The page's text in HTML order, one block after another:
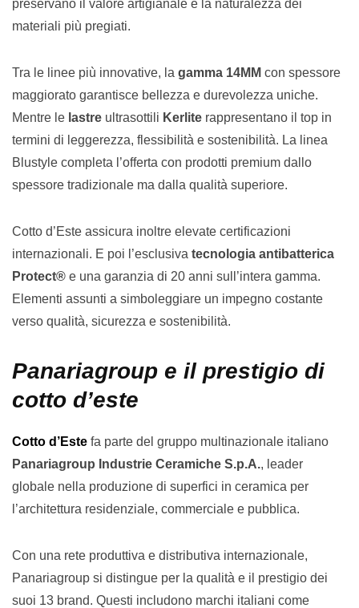
preservano il valore artigianale e la naturalezza dei
materiali più pregiati.
Tra le linee più innovative, la gamma 14MM con spessore
maggiorato garantisce bellezza e durevolezza uniche.
Mentre le lastre ultrasottili Kerlite rappresentano il top in
termini di leggerezza, flessibilità e sostenibilità. La linea
Blustyle completa l’offerta con prodotti premium dallo
spessore tradizionale ma dalla qualità superiore.
Cotto d’Este assicura inoltre elevate certificazioni
internazionali. E poi l’esclusiva tecnologia antibatterica
Protect® e una garanzia di 20 anni sull’intera gamma.
Elementi assunti a simboleggiare un impegno costante
verso qualità, sicurezza e sostenibilità.
Panariagroup e il prestigio di
cotto d’este
Cotto d’Este fa parte del gruppo multinazionale italiano
Panariagroup Industrie Ceramiche S.p.A., leader
globale nella produzione di superfici in ceramica per
l’architettura residenziale, commerciale e pubblica.
Con una rete produttiva e distributiva internazionale,
Panariagroup si distingue per la qualità e il prestigio dei
suoi 13 brand. Questi includono marchi italiani come